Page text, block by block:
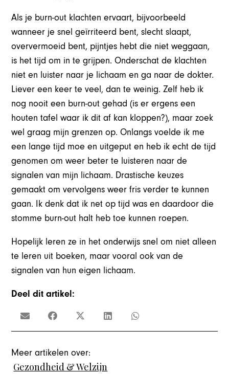
Als je burn-out klachten ervaart, bijvoorbeeld
wanneer je snel geïrriteerd bent, slecht slaapt,
oververmoeid bent, pijntjes hebt die niet weggaan,
is het tijd om in te grijpen. Onderschat de klachten
niet en luister naar je lichaam en ga naar de dokter.
Liever een keer te veel, dan te weinig. Zelf heb ik
nog nooit een burn-out gehad (is er ergens een
houten tafel waar ik dit af kan kloppen?), maar zoek
wel graag mijn grenzen op. Onlangs voelde ik me
een lange tijd moe en uitgeput en heb ik echt de tijd
genomen om weer beter te luisteren naar de
signalen van mijn lichaam. Drastische keuzes
gemaakt om vervolgens weer fris verder te kunnen
gaan. Ik denk dat ik net op tijd was en daardoor die
stomme burn-out halt heb toe kunnen roepen.
Hopelijk leren ze in het onderwijs snel om niet alleen
te leren uit boeken, maar vooral ook van de
signalen van hun eigen lichaam.
Deel dit artikel:
Meer artikelen over:
Gezondheid & Welzijn